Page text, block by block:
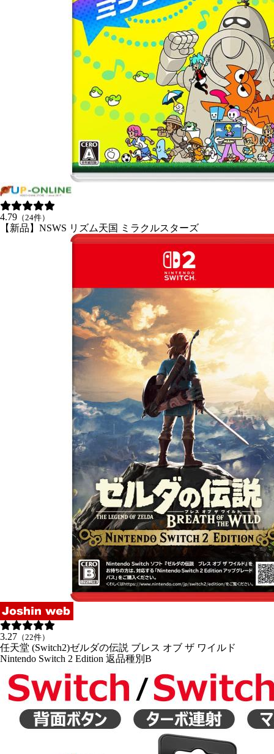
4.79 （24件）
【新品】NSWS リズム天国 ミラクルスターズ
3.27 （22件）
任天堂 (Switch2)ゼルダの伝説 ブレス オブ ザ ワイルド
Nintendo Switch 2 Edition 返品種別B